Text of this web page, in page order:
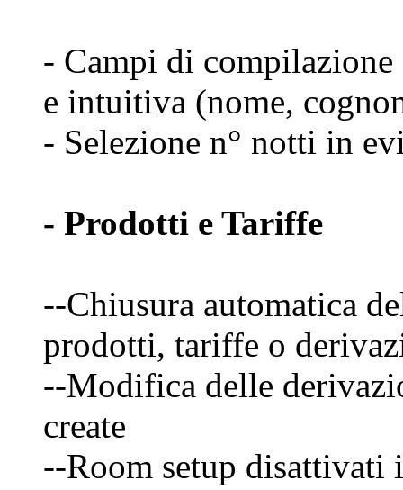
- Campi di
e intuitiva (nome,
- Selezione n° notti in
- Prodotti e Tariffe
--Chiusura automatica
prodotti, tariffe o
--Modifica delle
create
--Room setup disattivati